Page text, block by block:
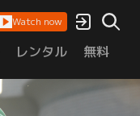
Watch now
レンタル 無料